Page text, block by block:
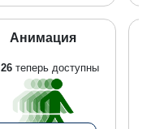
Анимация
26 теперь доступны